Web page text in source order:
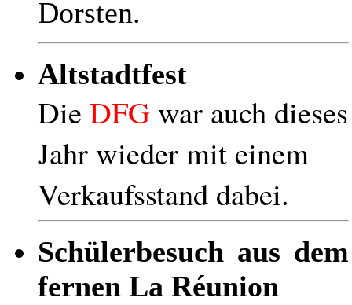
Dorsten.
Altstadtfest
Die DFGwar auch dieses
Jahr wieder mit einem
Verkaufsstand dabei.
Schülerbesuch aus dem
fernen La Réunion